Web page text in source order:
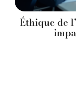
Éthique de